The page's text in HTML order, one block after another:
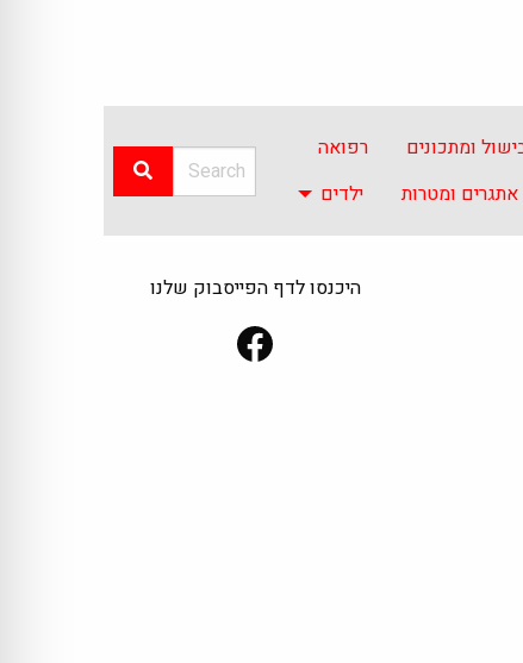
ומתכונים
רפואה
אתגרים ומטרות ילדים
היכנסו לדף הפייסבוק שלנו
Facebook